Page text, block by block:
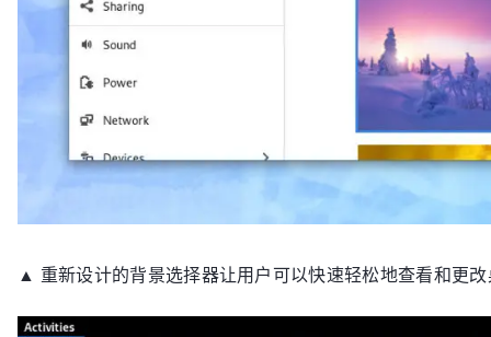
▲ 重新设计的背景选择器让用户可以快速轻松地查看和更